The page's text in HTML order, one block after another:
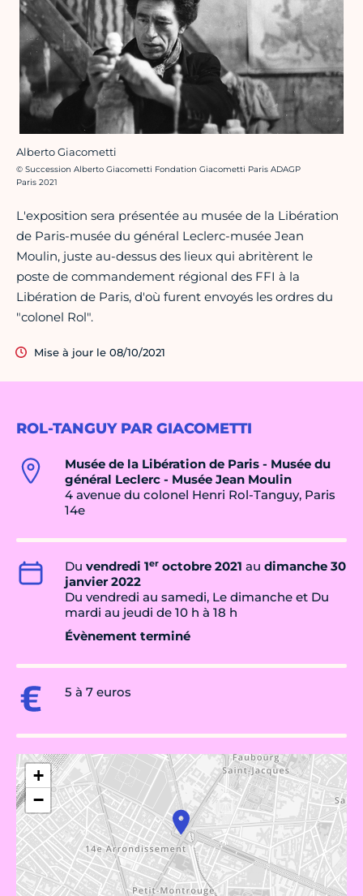
ROL-TANGUY PAR GIACOMETTI
Musée de la Libération de Paris - Musée du
général Leclerc - Musée Jean Moulin
4 avenue du colonel Henri Rol-Tanguy, Paris
14e
Du vendredi 1er octobre 2021 au dimanche 30
janvier 2022
Du vendredi au samedi, Le dimanche et Du
mardi au jeudi de 10 h à 18 h
Évènement terminé
5 à 7 euros
+
−
Alberto Giacometti
Crédit photo :
© Succession Alberto Giacometti Fondation Giacometti Paris ADAGP
Paris 2021
L'exposition sera présentée au musée de la Libération
de Paris-musée du général Leclerc-musée Jean
Moulin, juste au-dessus des lieux qui abritèrent le
poste de commandement régional des FFI à la
Libération de Paris, d'où furent envoyés les ordres du
"colonel Rol".
Mise à jour le 08/10/2021